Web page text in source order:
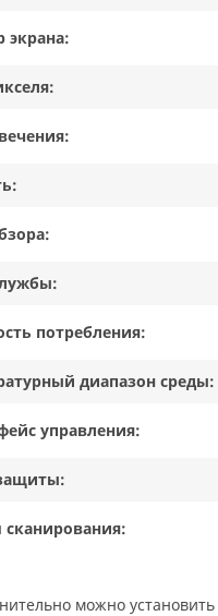
экрана:
потребления:
диапазон среды:
управления:
можно